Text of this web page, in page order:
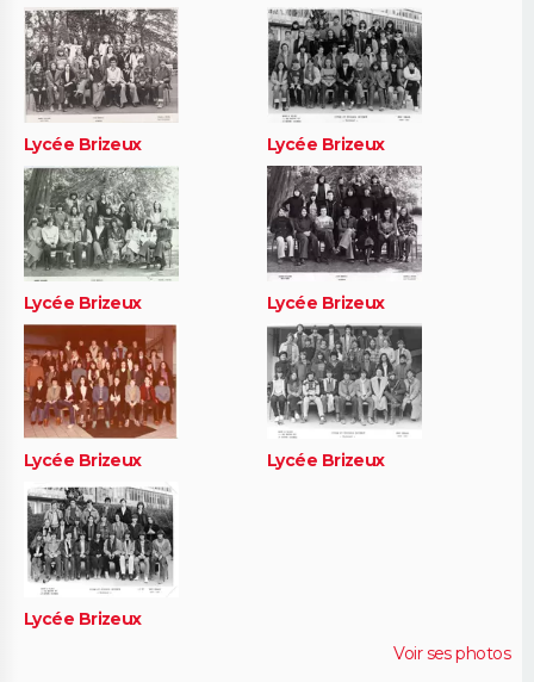
Lycée Brizeux Lycée Brizeux
Lycée Brizeux Lycée Brizeux
Lycée Brizeux Lycée Brizeux
Lycée Brizeux
Voir ses photos